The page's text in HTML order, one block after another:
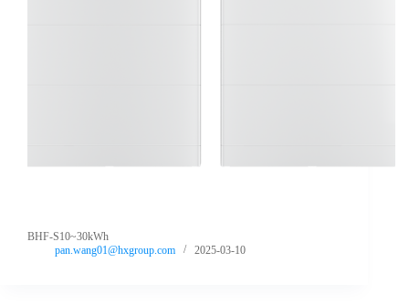
BHF-S10~30kWh
pan.wang01@hxgroup.com
2025-03-10